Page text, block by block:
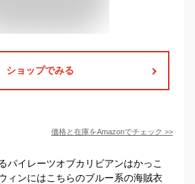
ショップでみる
価格と在庫をAmazonでチェック >>
パイレーツオブカリビアンはかっこ
ィンにはこちらのブルー系の海賊衣